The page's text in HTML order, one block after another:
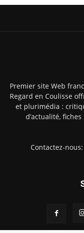
Premier site Web
Regard en Coulisse
et plurimédia :
d’actualité,
Contactez-nous: